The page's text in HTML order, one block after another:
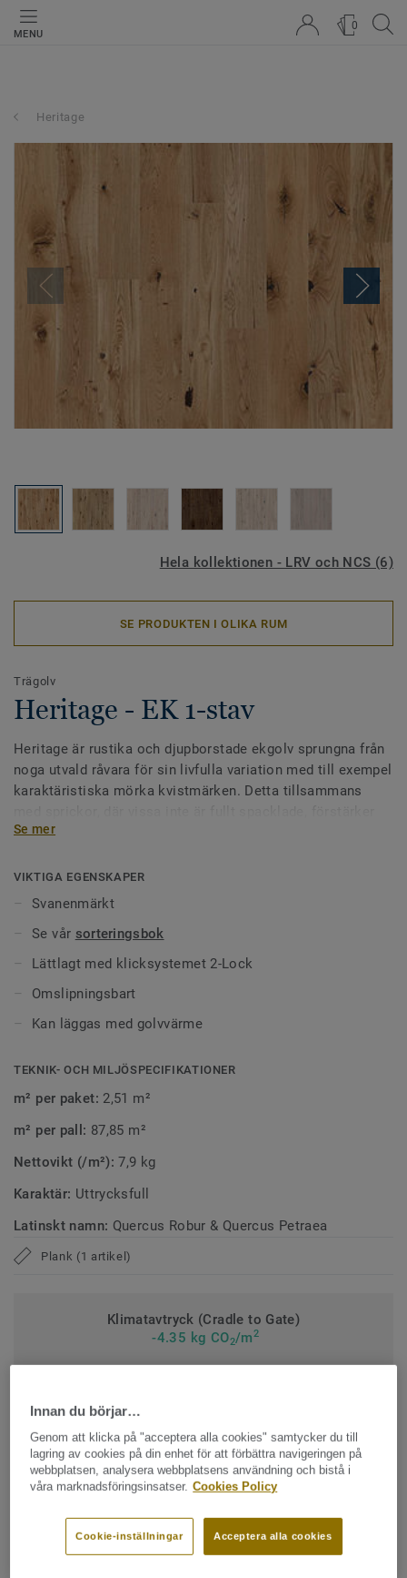
MENU
0
Heritage
Hela kollektionen - LRV och NCS (6)
SE PRODUKTEN I OLIKA RUM
Trägolv
Heritage - EK 1-stav
Heritage är rustika och djupborstade ekgolv sprungna från
noga utvald råvara för sin livfulla variation med till exempel
karaktäristiska mörka kvistmärken. Detta tillsammans
den rustika charmen och skänker golvet patina. Golven
utvalda färger.
Se mer
VIKTIGA EGENSKAPER
Svanenmärkt
Se vår sorteringsbok
Lättlagt med klicksystemet 2-Lock
Omslipningsbart
Kan läggas med golvvärme
TEKNIK- OCH MILJÖSPECIFIKATIONER
m² per paket: 2,51 m²
m² per pall: 87,85 m²
Nettovikt (/m²):7,9 kg
Karaktär: Uttrycksfull
Latinskt namn: Quercus Robur & Quercus Petraea
Plank (1 artikel)
Klimatavtryck (Cradle to Gate)
-4.35 kg CO2/m2
KONTAKTA OSS
BESTÄLL PROV
Innan du börjar…
Genom att klicka på "acceptera alla cookies" samtycker du till
lagring av cookies på din enhet för att förbättra navigeringen på
webbplatsen, analysera webbplatsens användning och bistå i
våra marknadsföringsinsatser. Cookies Policy
Acceptera alla cookies
Cookie-inställningar